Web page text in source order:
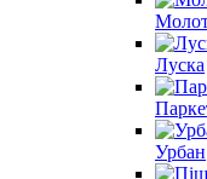
Луска
Урбан